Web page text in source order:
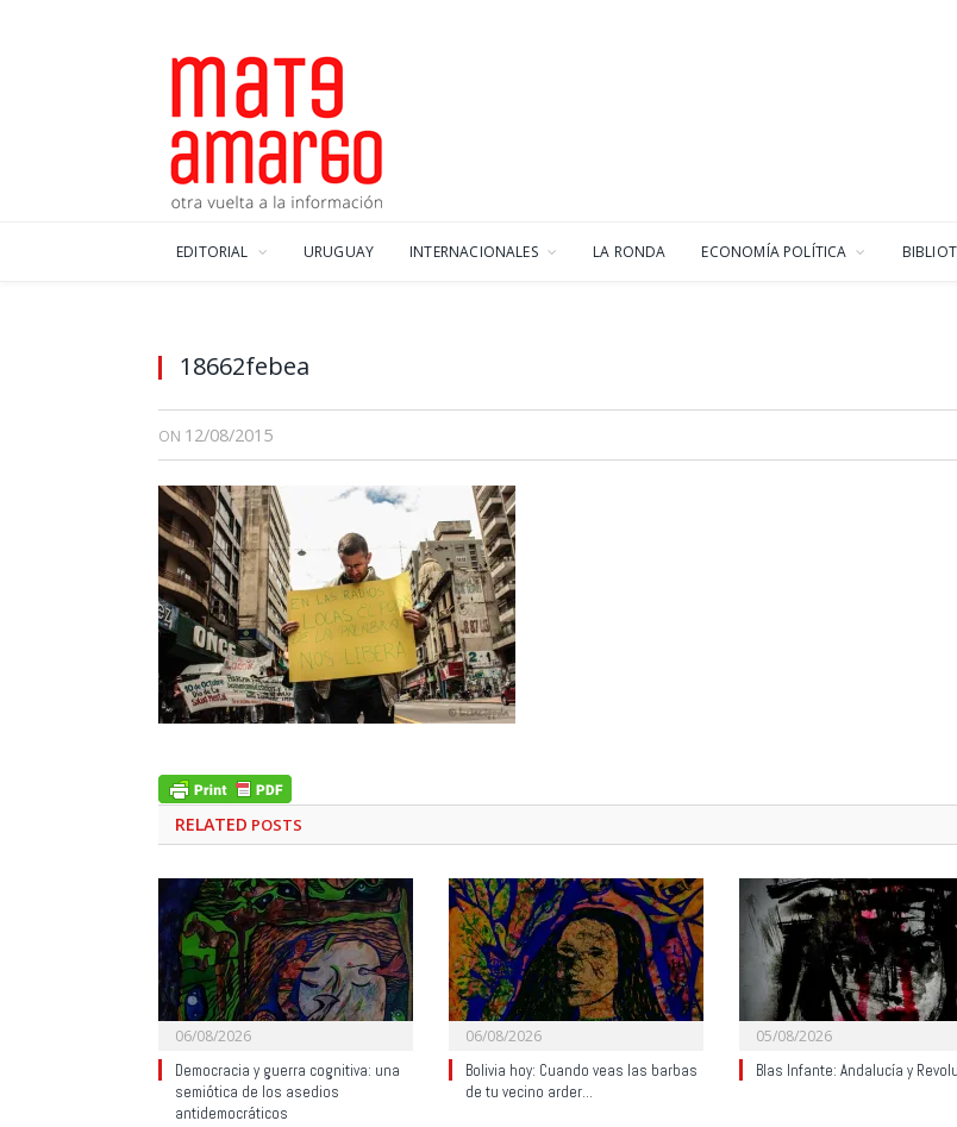
EDITORIAL URUGUAY INTERNACIONALES LA RONDA ECONOMÍA POLÍTICA
18662febea
ON 12/08/2015
RELATED POSTS
06/08/2026
Democracia y guerra cognitiva: una
semiótica de los asedios
antidemocráticos
06/08/2026
Bolivia hoy: Cuando veas las barbas
de tu vecino arder…
05/08/2026
Blas Infante: Andalucía y